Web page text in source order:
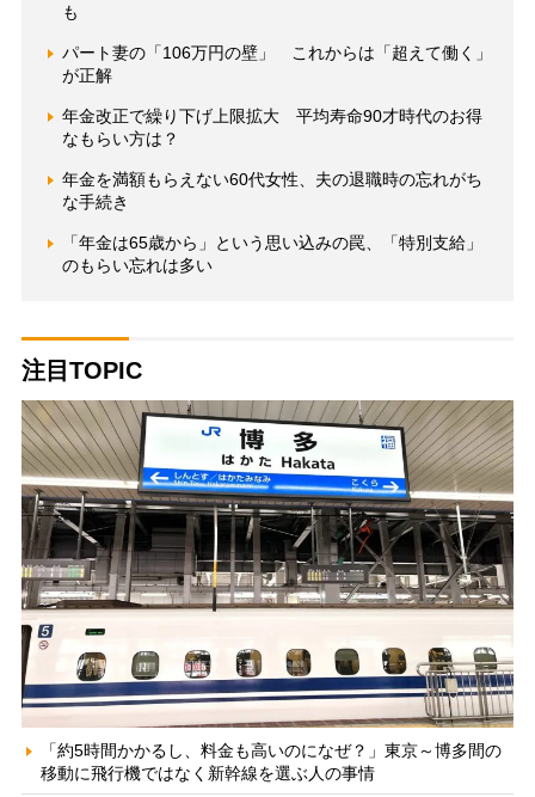
も
パート妻の「106万円の壁」 これからは「超えて働く」
が正解
年金改正で繰り下げ上限拡大 平均寿命90才時代のお得
なもらい方は？
年金を満額もらえない60代女性、夫の退職時の忘れがち
な手続き
「年金は65歳から」という思い込みの罠、「特別支給」
のもらい忘れは多い
注目TOPIC
「約5時間かかるし、料金も高いのになぜ？」東京～博多間の
移動に飛行機ではなく新幹線を選ぶ人の事情